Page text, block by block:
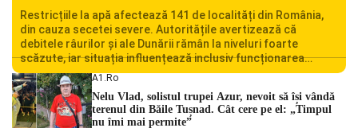
Restricțiile la apă afectează 141 de localități din România,
din cauza secetei severe. Autoritățile avertizează că
debitele râurilor și ale Dunării rămân la niveluri foarte
scăzute, iar situația influențează inclusiv funcționarea
Centralei Nucleare de la Cernavodă. România se confruntă
cu una dintre cele mai dificile perioade din punct de vedere
hidrologic din ultimii ani. Lipsa […]
A1.ro
Nelu Vlad, solistul trupei Azur, nevoit să își vândă
terenul din Băile Tușnad. Cât cere pe el: „Timpul
nu îmi mai permite”